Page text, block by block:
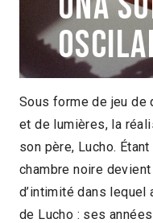
Celeste Rojas
2025 >
Sous forme de jeu de
et de lumières, la
son père, Lucho.
chambre noire
d’intimité dans lequel
de Lucho : ses